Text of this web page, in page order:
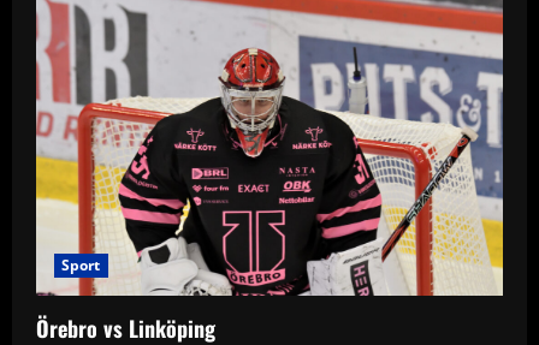
Sport
Örebro vs Linköping